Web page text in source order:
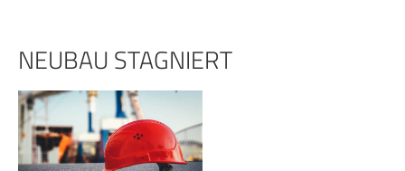
springen
NEUBAU STAGNIERT